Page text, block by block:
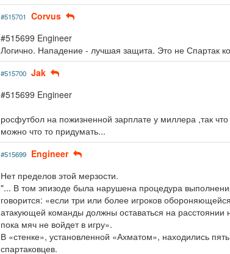
#515701 Corvus
#515699 Engineer
Логично. Нападение - лучшая защита. Это не Спартак
#515700 Jak
#515699 Engineer
росфутбол на пожизненной зарплате у миллера ,так
можно что то придумать...
#515699 Engineer
Нет пределов этой мерзости.
"... В том эпизоде была нарушена процедура
говорится: «если три или более игроков
атакующей команды должны оставаться на
пока мяч не войдет в игру».
В «стенке», установленной «Ахматом», находились
спартаковцев.